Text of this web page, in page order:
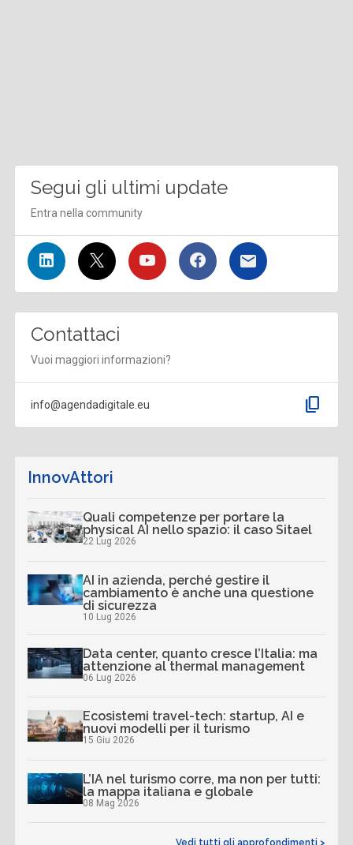
Segui gli ultimi update
Entra nella community
Contattaci
Vuoi maggiori informazioni?
info@agendadigitale.eu content_copy
InnovAttori
Quali competenze per portare la
physical AI nello spazio: il caso Sitael
22 Lug 2026
AI in azienda, perché gestire il
cambiamento è anche una questione
di sicurezza
10 Lug 2026
Data center, quanto cresce l’Italia: ma
attenzione al thermal management
06 Lug 2026
Ecosistemi travel-tech: startup, AI e
nuovi modelli per il turismo
15 Giu 2026
L’IA nel turismo corre, ma non per tutti:
la mappa italiana e globale
08 Mag 2026